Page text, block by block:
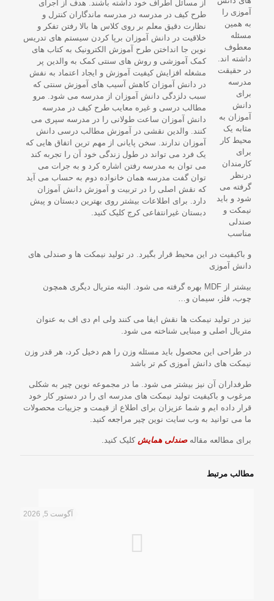
آموزی را
به همین
مسئله
معطوف
داشته اند.
در حقیقت
مدرسه
برای
دانش
آموزان به
مثابه یک
محیط کار
برای
کارمندان
درنظر
گرفته می
شود و باید
نیمکت و
صندلی
مناسب
و باکیفیت در این محیط قرار بگیرد. در تولید نیمکت ها و صندلی های
دانش آموزی
بیشتر از MDF بهره گرفته می شود. البته متریال دیگری همچون
چوب، فلز، سیمان و…
نیز در تولید نیمکت ها نقش ایفا می کنند ولی ام دی اف به عنوان
متریال اصلی و مبنایی شناخته می شود.
در طراحی این محصول باید مسئله وزن را هم دخیل کرد، هر قدر وزن
نیمکت های دانش آموزی کم تر باشد
طرفداران آن نیز بیشتر می شود. ما در مجموعه نوین چیر به شکلی
مرغوب و باکیفیت تولید نیمکت های مدرسه ای را در دستور کار خود
قرار داده ایم و شما عزیزان برای اطلاع از قیمت و جزییات محصولات
ما می توانید به وب سایت نوین چیر مراجعه کنید.
برای مطالعه مقالهصندلی همایش کلیک کنید.
مطالب مرتبط
آگوست 5, 2026